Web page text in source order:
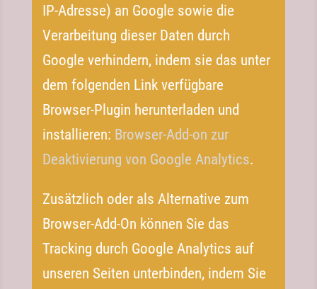
IP-​Adresse) an Google sowie die
Verarbeitung dieser Daten durch
Google verhindern, indem sie das unter
dem folgenden Link verfügbare
Browser-​Plugin herunterladen und
installieren: Browser-​Add-​on zur
Deaktivierung von Google Analytics.
Zusätzlich oder als Alternative zum
Browser-​Add-​On können Sie das
Tracking durch Google Analytics auf
unseren Seiten unterbinden, indem Sie